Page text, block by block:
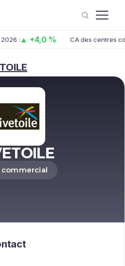
▲ +4,0 % CA des centres co. juin
commercial